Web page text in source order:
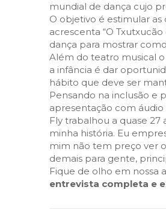
mundial de dança cujo
O objetivo é estimular
acrescenta “O
dança para mostrar
Além do teatro musical
a infância é dar
hábito que deve ser
Pensando na inclusão e
apresentação com
Fly trabalhou a quase
minha história. Eu
mim não tem preço ver
demais para gente,
Fique de olho em nossa
entrevista completa e